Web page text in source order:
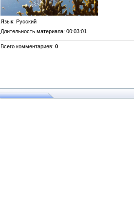
Язык: Русский
Длительность материала: 00:03:01
Всего комментариев: 0